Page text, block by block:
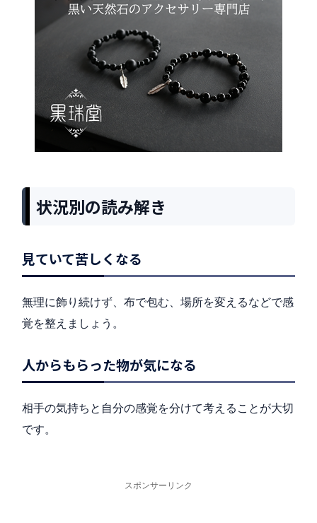
状況別の読み解き
見ていて苦しくなる
無理に飾り続けず、布で包む、場所を変えるなどで感
覚を整えましょう。
人からもらった物が気になる
相手の気持ちと自分の感覚を分けて考えることが大切
です。
スポンサーリンク